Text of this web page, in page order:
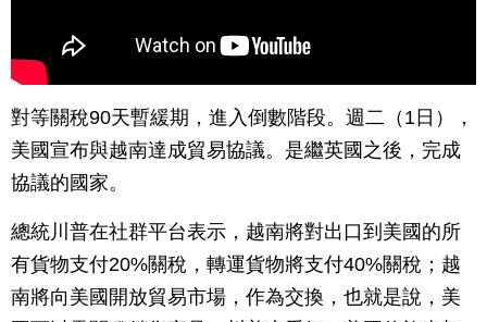
對等關稅90天暫緩期，進入倒數階段。週二（1日），
美國宣布與越南達成貿易協議。是繼英國之後，完成
協議的國家。
總統川普在社群平台表示，越南將對出口到美國的所
有貨物支付20%關稅，轉運貨物將支付40%關稅；越
南將向美國開放貿易市場，作為交換，也就是說，美